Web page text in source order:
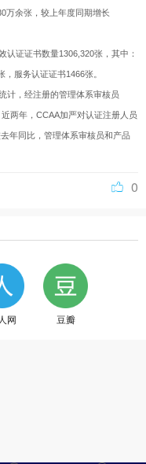
万余张，较上年度同期增长
证证书数量1306,320张，其中：
服务认证证书1466张。
计，经注册的管理体系审核员
两年，CCAA加严对认证注册人员
年同比，管理体系审核员和产品
0
网 豆瓣